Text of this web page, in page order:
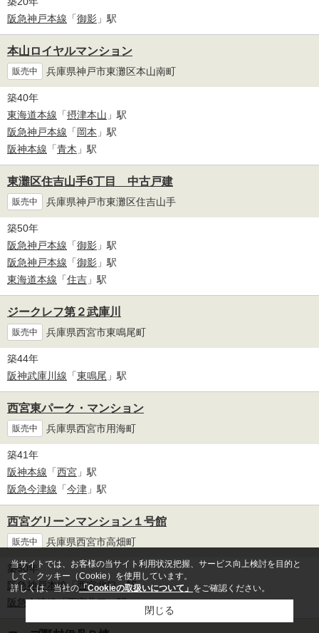
阪急神戸本線 「御影 」駅
本山ロイヤルマンション
販売中 兵庫県神戸市東灘区本山南町
築40年
東海道本線 「摂津本山 」駅
阪急神戸本線 「 岡本 」駅
阪神本線 「青木 」駅
東灘区住吉山手6丁目 中古戸建
販売中 兵庫県神戸市東灘区住吉山手
築50年
阪急神戸本線 「御影 」駅
阪急神戸本線 「御影 」駅
東海道本線 「住吉 」駅
ジークレフ第２武庫川
販売中 兵庫県西宮市東鳴尾町
築44年
阪神武庫川線 「東鳴尾 」駅
西宮東パーク・マンション
販売中 兵庫県西宮市用海町
築41年
阪神本線 「西宮 」駅
阪急今津線 「今津 」駅
西宮グリーンマンション１号館
販売中 兵庫県西宮市高畑町
築50年
阪急神戸本線「西宮北口」駅
阪急今津線「西宮北口」駅
当サイトでは、お客様の当サイト利用状況把握、サービス向上検討を目的と
して、クッキー（Cookie）を使用しています。
詳しくは、当社の「Cookieの取扱いについて」 をご確認ください。
閉じる